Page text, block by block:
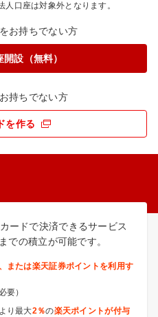
口座は対象外となります。
お持ちでない方
設（無料）
持ちでない方
を作る
ードで決済できるサービス
での積立が可能です。
または楽天証券ポイントを利用す
要）
り最大2％の楽天ポイントが付与